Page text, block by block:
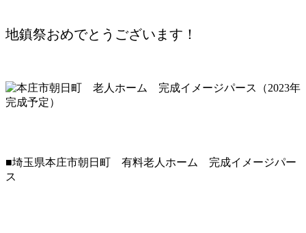
地鎮祭おめでとうございます！
■埼玉県本庄市朝日町 有料老人ホーム 完成イメージパー
ス